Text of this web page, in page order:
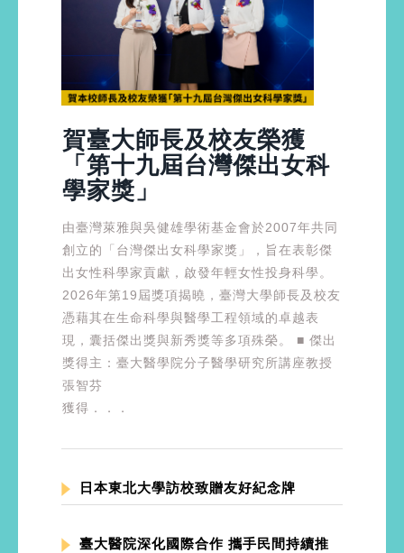
賀臺大師長及校友榮獲
「第十九屆台灣傑出女科
學家獎」
由臺灣萊雅與吳健雄學術基金會於2007年共同
創立的「台灣傑出女科學家獎」，旨在表彰傑
出女性科學家貢獻，啟發年輕女性投身科學。
2026年第19屆獎項揭曉，臺灣大學師長及校友
憑藉其在生命科學與醫學工程領域的卓越表
現，囊括傑出獎與新秀獎等多項殊榮。 ■ 傑出
獎得主：臺大醫學院分子醫學研究所講座教授
張智芬
獲得．．．
日本東北大學訪校致贈友好紀念牌
臺大醫院深化國際合作 攜手民間持續推